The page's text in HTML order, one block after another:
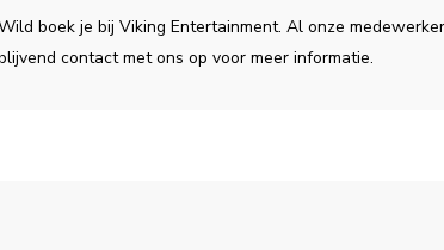
boek je bij Viking Entertainment. Al onze
contact met ons op voor meer informatie.